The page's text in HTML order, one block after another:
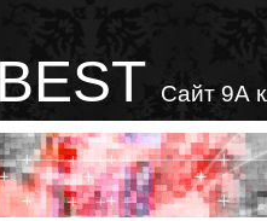
Сайт 9А